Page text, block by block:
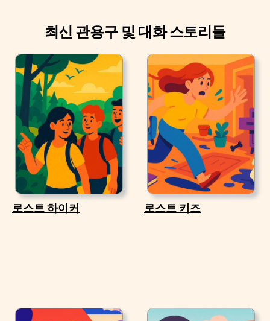
최신 관용구 및 대화 스토리들
로스트 하이커 로스트 키즈